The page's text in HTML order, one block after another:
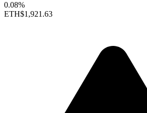
0.08%
ETH$1,921.63